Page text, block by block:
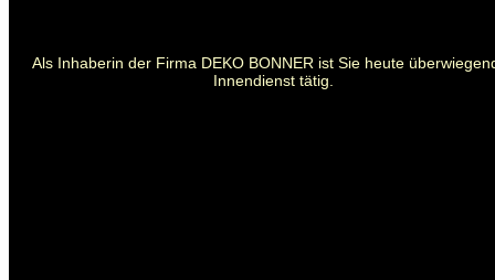
Als Inhaberin der Firma DEKO BONNER ist Sie heute
Innendienst tätig.